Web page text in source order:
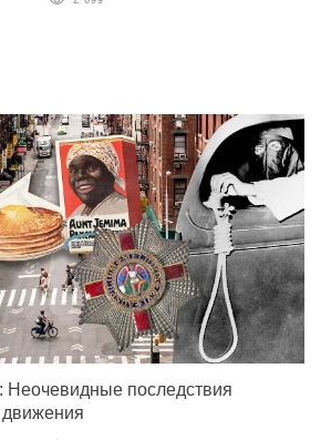
Неочевидные последствия
движения